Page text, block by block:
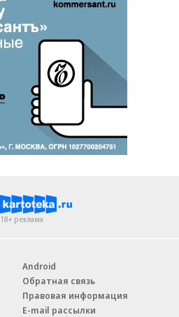
18+ реклама
Android
Обратная связь
Правовая информация
E-mail рассылки